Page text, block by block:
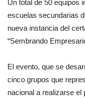
Un total de 50 equipos
escuelas secundarias
nueva instancia del
“Sembrando
El evento, que se
cinco grupos que
nacional a realizarse